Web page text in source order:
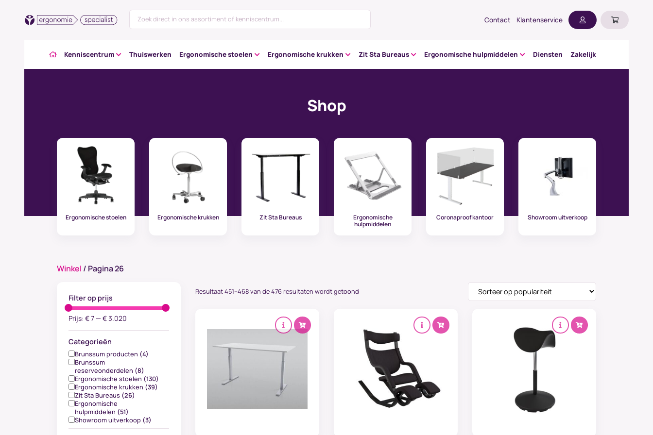
Contact Klantenservice
Kenniscentrum Thuiswerken Ergonomische stoelen Ergonomische krukken Zit Sta Bureaus Ergonomische hulpmiddelen Diensten Zakelijk
Shop
Ergonomische stoelen Ergonomische krukken Zit Sta Bureaus
Ergonomische
hulpmiddelen
Coronaproof kantoor Showroom uitverkoop
Winkel / Pagina 26
Filter op prijs
Prijs: € 7— € 3.020
Categorieën
Brunssum producten (4)
Brunssum
reserveonderdelen (8)
Ergonomische stoelen (130)
Ergonomische krukken (39)
Zit Sta Bureaus (26)
Ergonomische
hulpmiddelen (51)
Showroom uitverkoop (3)
Resultaat 451–468 van de 476 resultaten wordt getoond